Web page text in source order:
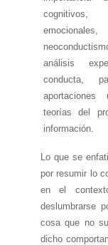
análisis
conducta,
teorías del
información.
Lo que se
por resumir lo
en el
deslumbrarse
cosa que no
dicho